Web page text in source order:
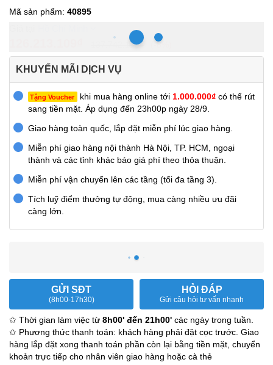
Mã sản phẩm: 40895
137.742.170₫ -8%
KHUYẾN MÃI DỊCH VỤ
Tặng Voucher khi mua hàng online tới 1.000.000₫ có thể rút
sang tiền mặt. Áp dụng đến 23h00p ngày 28/9.
Giao hàng toàn quốc, lắp đặt miễn phí lúc giao hàng.
Miễn phí giao hàng nội thành Hà Nội, TP. HCM, ngoại
thành và các tỉnh khác báo giá phí theo thỏa thuận.
Miễn phí vận chuyển lên các tầng (tối đa tầng 3).
Tích luỹ điểm thưởng tự động, mua càng nhiều ưu đãi
càng lớn.
GỬI SĐT
(8h00-17h30)
HỎI ĐÁP
Gửi câu hỏi tư vấn nhanh
✩ Thời gian làm việc từ 8h00' đến 21h00' các ngày trong tuần.
✩ Phương thức thanh toán: khách hàng phải đặt cọc trước. Giao
hàng lắp đặt xong thanh toán phần còn lại bằng tiền mặt, chuyển
khoản trực tiếp cho nhân viên giao hàng hoặc cà thẻ